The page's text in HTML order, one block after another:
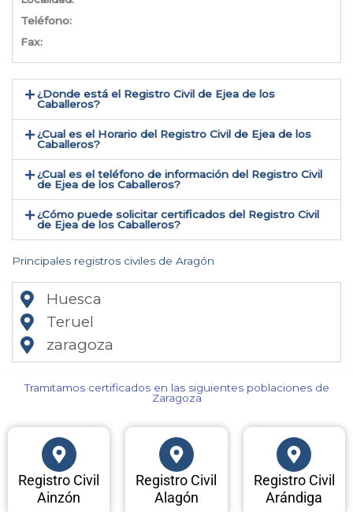
Teléfono:
Fax:
¿Donde está el Registro Civil de Ejea de los
Caballeros​?
¿Cual es el Horario del Registro Civil de Ejea de los
Caballeros?
¿Cual es el teléfono de información del Registro Civil
de Ejea de los Caballeros​?
¿Cómo puede solicitar certificados del Registro Civil
de Ejea de los Caballeros​?
Principales registros civiles de Aragón
Huesca
Teruel
zaragoza
Tramitamos certificados en las siguientes poblaciones de
Zaragoza​
Registro Civil
Ainzón
Registro Civil
Alagón
Registro Civil
Arándiga